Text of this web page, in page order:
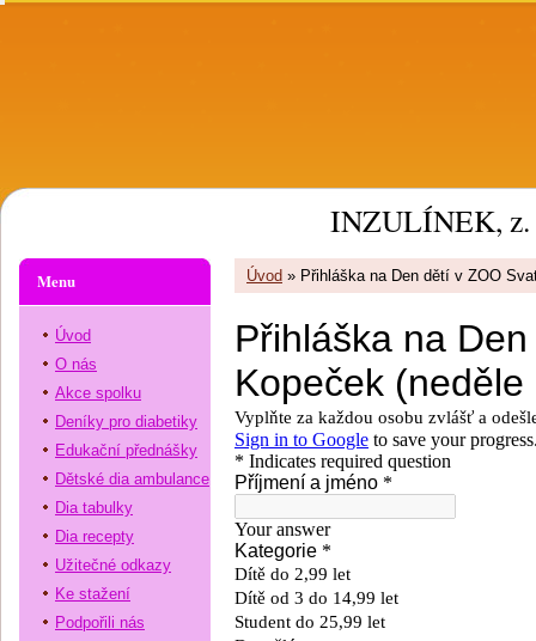
INZULÍNEK, z.
Úvod » Přihláška na Den dětí v ZOO
Menu
Úvod
O nás
Akce spolku
Deníky pro diabetiky
Edukační přednášky
Dětské dia ambulance
Dia tabulky
Dia recepty
Užitečné odkazy
Ke stažení
Podpořili nás